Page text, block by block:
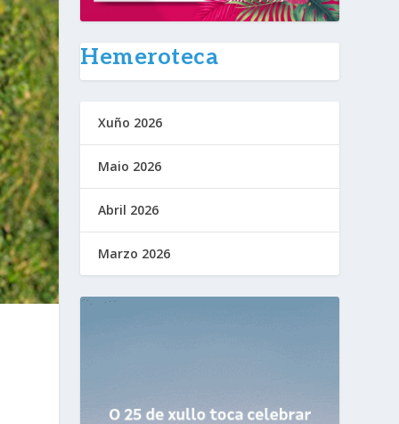
Hemeroteca
Xuño 2026
Maio 2026
Abril 2026
Marzo 2026